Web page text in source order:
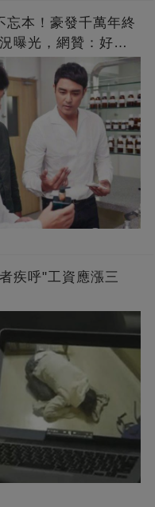
忘本！豪發千萬年終
曝光，網贊：好老
疾呼"工資應漲三